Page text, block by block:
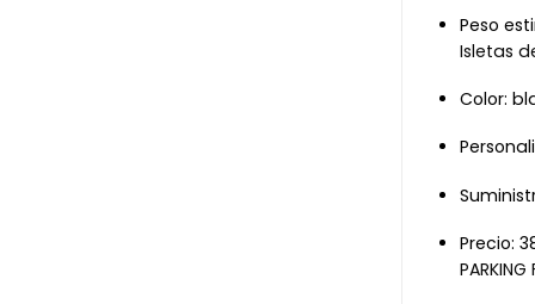
Peso
Isletas
Color:
Precio:
PARKING